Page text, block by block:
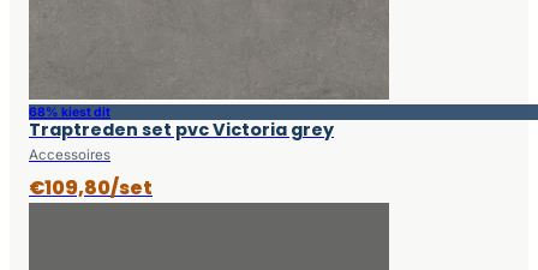
68% kiest dit
Traptreden set pvc Victoria grey
Accessoires
€109,80/set